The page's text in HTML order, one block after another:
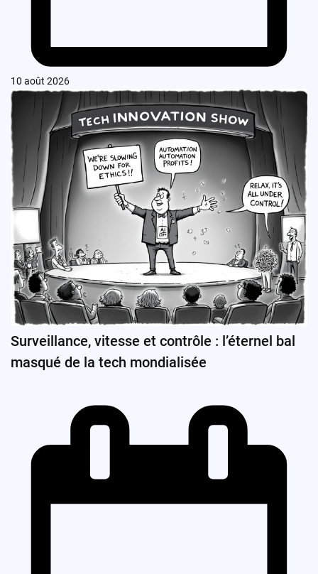
10 août 2026
Surveillance, vitesse et contrôle : l’éternel bal
masqué de la tech mondialisée